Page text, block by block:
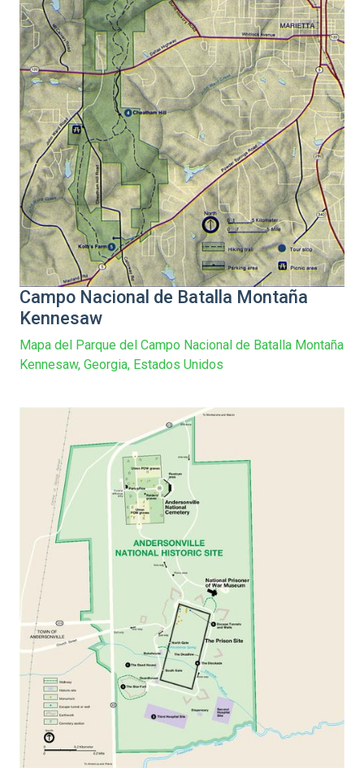
Campo Nacional de Batalla Montaña
Kennesaw
Mapa del Parque del Campo Nacional de Batalla Montaña
Kennesaw, Georgia, Estados Unidos